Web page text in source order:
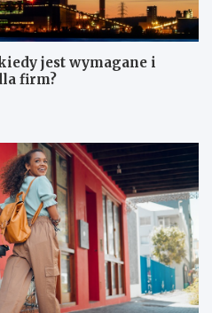
jest wymagane i
firm?